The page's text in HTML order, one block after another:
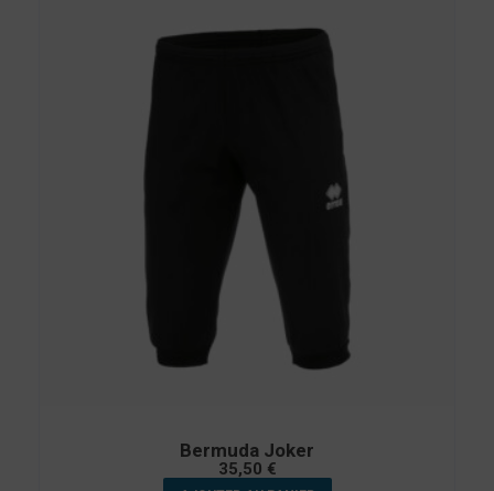
Bermuda Joker
35,50 €